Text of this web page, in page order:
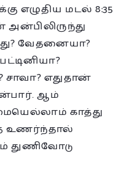
எழுதிய மடல் 8:35
அன்பிலிருந்து
வேதனையா?
எதுதான்
ஆம்
காத்து
உணர்ந்தால்
துணிவோடு